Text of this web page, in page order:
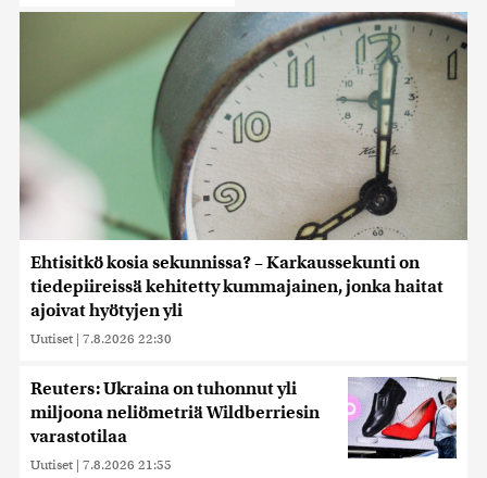
Ehtisitkö kosia sekunnissa? – Karkaussekunti on
tiedepiireissä kehitetty kummajainen, jonka haitat
ajoivat hyötyjen yli
Uutiset | 7.8.2026 22:30
Reuters: Ukraina on tuhonnut yli
miljoona neliömetriä Wildberriesin
varastotilaa
Uutiset | 7.8.2026 21:55